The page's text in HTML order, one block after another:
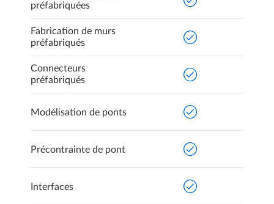
préfabriquées
Fabrication de murs
préfabriqués
Connecteurs
préfabriqués
Modélisation de ponts
Précontrainte de pont
Interfaces